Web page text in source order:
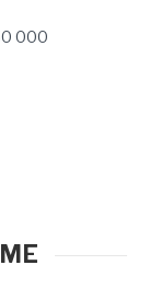
000